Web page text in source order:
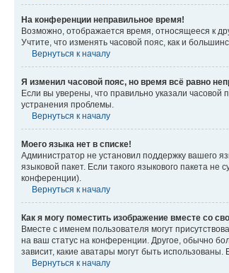
На конференции неправильное время!
Возможно, отображается время, относящееся к
Учтите, что изменять часовой пояс, как и
Вернуться к началу
Я изменил часовой пояс, но время всё равно
Если вы уверены, что правильно указали
устранения проблемы.
Вернуться к началу
Моего языка нет в списке!
Администратор не установил поддержку вашего
языковой пакет. Если такого языкового пакета
конференции).
Вернуться к началу
Как я могу поместить изображение вместе со
Вместе с именем пользователя могут
на ваш статус на конференции. Другое, обычно
зависит, какие аватары могут быть
Вернуться к началу